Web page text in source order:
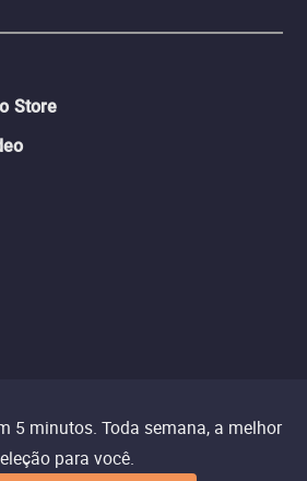
Store
5 minutos. Toda semana, a melhor
para você.